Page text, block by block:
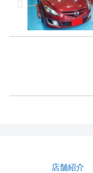
店舗紹介